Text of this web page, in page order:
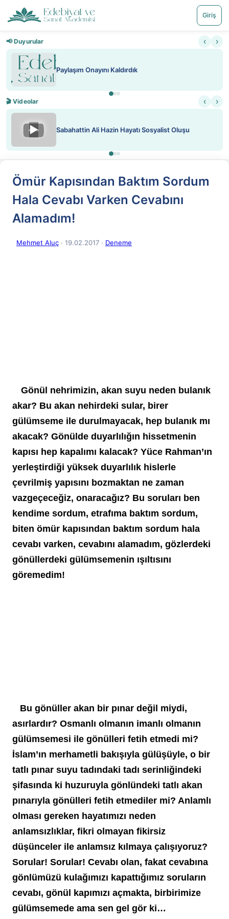
Giriş
📢 Duyurular ‹ ›
Paylaşım Onayını Kaldırdık
🎬 Videolar ‹ ›
Sabahattin Ali Hazin Hayatı Sosyalist Oluşu
Ömür Kapısından Baktım Sordum
Hala Cevabı Varken Cevabını
Alamadım!
Mehmet Aluç · 19.02.2017 · Deneme
Gönül nehrimizin, akan suyu neden bulanık
akar? Bu akan nehirdeki sular, birer
gülümseme ile durulmayacak, hep bulanık mı
akacak? Gönülde duyarlılığın hissetmenin
kapısı hep kapalımı kalacak? Yüce Rahman’ın
yerleştirdiği yüksek duyarlılık hislerle
çevrilmiş yapısını bozmaktan ne zaman
vazgeçeceğiz, onaracağız? Bu soruları ben
kendime sordum, etrafıma baktım sordum,
biten ömür kapısından baktım sordum hala
cevabı varken, cevabını alamadım, gözlerdeki
gönüllerdeki gülümsemenin ışıltısını
göremedim!
Bu gönüller akan bir pınar değil miydi,
asırlardır? Osmanlı olmanın imanlı olmanın
gülümsemesi ile gönülleri fetih etmedi mi?
İslam’ın merhametli bakışıyla gülüşüyle, o bir
tatlı pınar suyu tadındaki tadı serinliğindeki
şifasında ki huzuruyla gönlündeki tatlı akan
pınarıyla gönülleri fetih etmediler mi? Anlamlı
olması gereken hayatımızı neden
anlamsızlıklar, fikri olmayan fikirsiz
düşünceler ile anlamsız kılmaya çalışıyoruz?
Sorular! Sorular! Cevabı olan, fakat cevabına
gönlümüzü kulağımızı kapattığımız soruların
cevabı, gönül kapımızı açmakta, birbirimize
gülümsemede ama sen gel gör ki…